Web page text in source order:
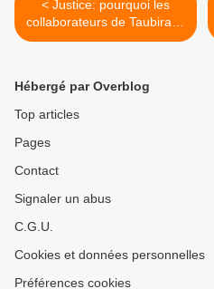
< Justice: pourquoi les
collaborateurs de Taubira la
quittent
Hébergé par Overblog
Top articles
Pages
Contact
Signaler un abus
C.G.U.
Cookies et données personnelles
Préférences cookies